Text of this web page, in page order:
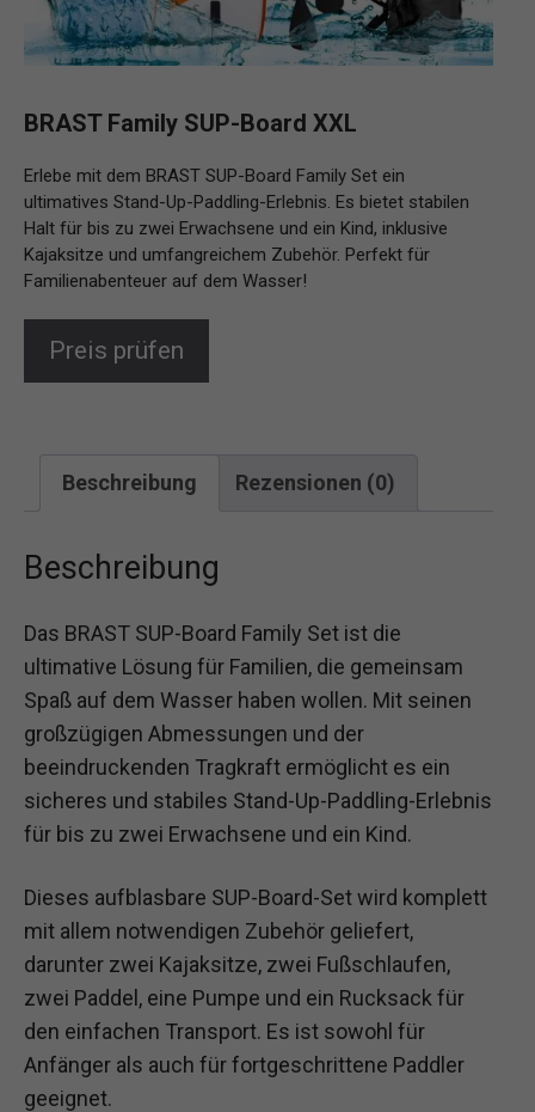
BRAST Family SUP-Board XXL
Erlebe mit dem BRAST SUP-Board Family Set ein
ultimatives Stand-Up-Paddling-Erlebnis. Es bietet stabilen
Halt für bis zu zwei Erwachsene und ein Kind, inklusive
Kajaksitze und umfangreichem Zubehör. Perfekt für
Familienabenteuer auf dem Wasser!
Preis prüfen
Beschreibung Rezensionen (0)
Beschreibung
Das BRAST SUP-Board Family Set ist die
ultimative Lösung für Familien, die gemeinsam
Spaß auf dem Wasser haben wollen. Mit seinen
großzügigen Abmessungen und der
beeindruckenden Tragkraft ermöglicht es ein
sicheres und stabiles Stand-Up-Paddling-Erlebnis
für bis zu zwei Erwachsene und ein Kind.
Dieses aufblasbare SUP-Board-Set wird komplett
mit allem notwendigen Zubehör geliefert,
darunter zwei Kajaksitze, zwei Fußschlaufen,
zwei Paddel, eine Pumpe und ein Rucksack für
den einfachen Transport. Es ist sowohl für
Anfänger als auch für fortgeschrittene Paddler
geeignet.